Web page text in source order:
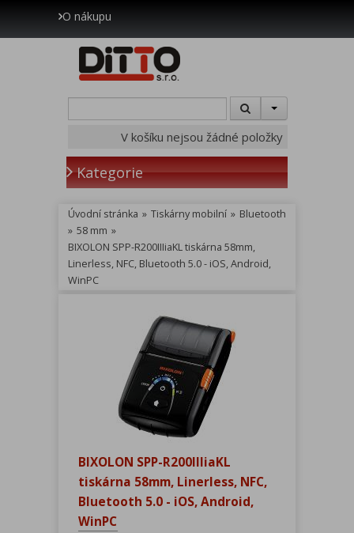
O nákupu
V košíku nejsou žádné položky
Kategorie
Úvodní stránka » Tiskárny mobilní » Bluetooth
» 58 mm »
BIXOLON SPP-R200IIIiaKL tiskárna 58mm,
Linerless, NFC, Bluetooth 5.0 - iOS, Android,
WinPC
BIXOLON SPP-R200IIIiaKL
tiskárna 58mm, Linerless, NFC,
Bluetooth 5.0 - iOS, Android,
WinPC